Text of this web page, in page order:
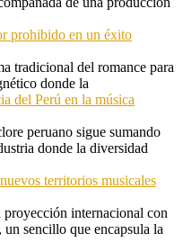
prohibido en un éxito
tradicional del romance para
donde la
del Perú en la música
peruano sigue sumando
donde la diversidad
territorios musicales
internacional con
sencillo que encapsula la